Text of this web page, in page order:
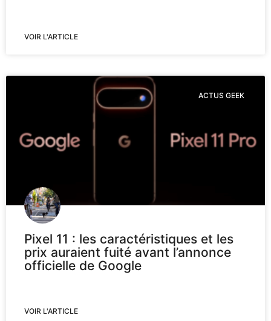
VOIR L'ARTICLE
ACTUS GEEK
Pixel 11 : les caractéristiques et les
prix auraient fuité avant l’annonce
officielle de Google
VOIR L'ARTICLE